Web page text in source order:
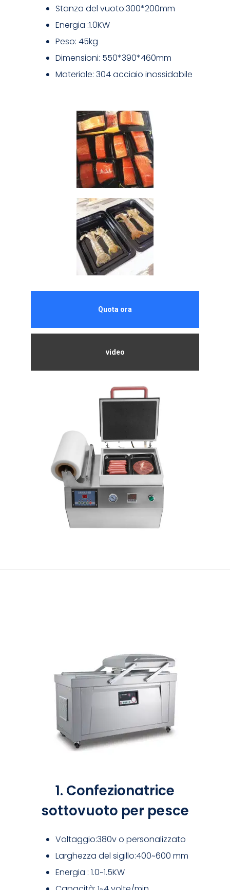
Stanza del vuoto:300*200mm
Energia :1.0KW
Peso: 45kg
Dimensioni: 550*390*460mm
Materiale: 304 acciaio inossidabile
Quota ora
video
1. Confezionatrice
sottovuoto per pesce
Voltaggio:380v o personalizzato
Larghezza del sigillo:400~600 mm
Energia : 1.0~1.5KW